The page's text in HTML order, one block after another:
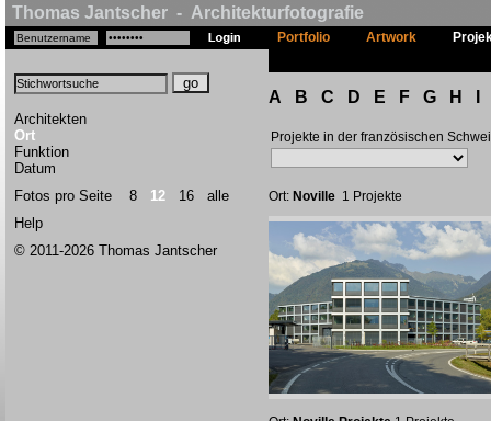
Thomas Jantscher - Architekturfotografie
Architekten
Ort
Funktion
Datum
Fotos pro Seite 8 12 16
alle
Help
© 2011-2026 Thomas Jantscher
Portfolio Artwork
A B C D E F G H
Projekte in der französischen
Ort: Noville 1 Projekte